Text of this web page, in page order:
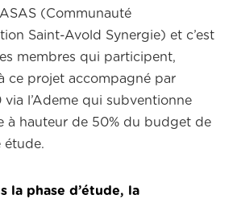
(Communauté
Saint-Avold Synergie) et c’est
membres qui participent,
ce projet accompagné par
via l’Ademe qui subventionne
à hauteur de 50% du budget de
étude.
la phase d’étude, la